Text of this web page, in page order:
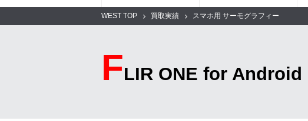
WEST TOP 買取実績 スマホ用 サーモグラフィー
FLIR ONE for Android